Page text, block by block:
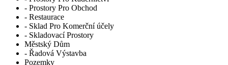
- Prostory Pro Obchod
- Restaurace
- Sklad Pro Komerční účely
- Skladovací Prostory
Městský Dům
- Řadová Výstavba
Pozemky